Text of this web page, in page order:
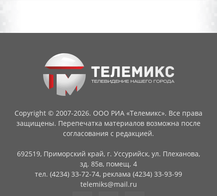
Copyright © 2007-2026. ООО РИА «Телемикс». Все права
защищены. Перепечатка материалов возможна после
согласования с редакцией.
692519, Приморский край, г. Уссурийск, ул. Плеханова,
зд. 85в, помещ. 4
тел. (4234) 33-72-74, реклама (4234) 33-93-99
telemiks@mail.ru